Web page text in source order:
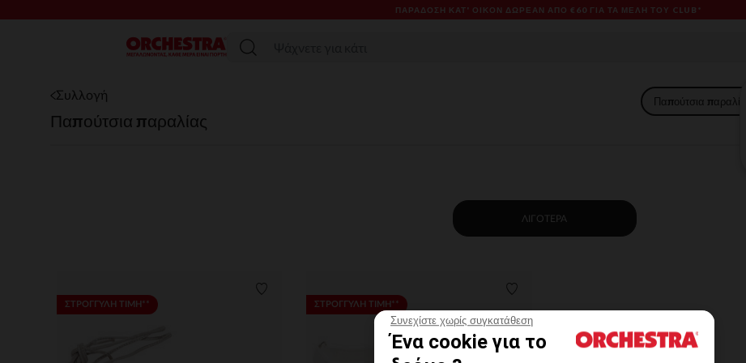
Συνεχίστε χωρίς συγκατάθεση
Ένα cookie για το
ΠΑΡΆΔΟΣΗ ΚΑΤ' ΟΊΚΟΝ ΔΩΡΕΑΝ ΑΠΌ €60 ΓΙΑ ΤΑ ΜΈΛΗ ΤΟΥ CLUB*
Μενού
Συλλογή
Παπούτσια παραλίας
Παπούτσια παραλίας
ΛΙΓΌΤΕΡΑ
ΣΤΡΟΓΓΥΛΗ ΤΙΜΗ** Λίστα προτιμήσεων
ΣΤΡΟΓΓΥΛΗ ΤΙΜΗ**